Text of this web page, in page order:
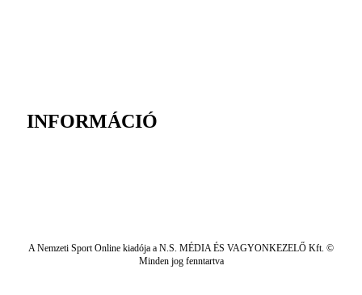
INFORMÁCIÓ
A Nemzeti Sport Online kiadója a N.S. MÉDIA ÉS VAGYONKEZELŐ Kft. ©
Minden jog fenntartva